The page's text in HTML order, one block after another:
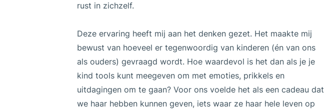
rust in zichzelf.
Deze ervaring heeft mij aan het denken gezet. Het maakte mij
bewust van hoeveel er tegenwoordig van kinderen (én van ons
als ouders) gevraagd wordt. Hoe waardevol is het dan als je je
kind tools kunt meegeven om met emoties, prikkels en
uitdagingen om te gaan? Voor ons voelde het als een cadeau dat
we haar hebben kunnen geven, iets waar ze haar hele leven op